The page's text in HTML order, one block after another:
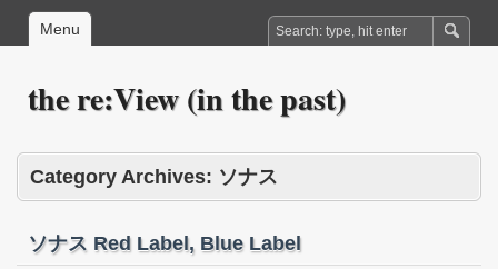
Menu
the re:View (in the past)
Category Archives: ソナス
ソナス Red Label, Blue Label